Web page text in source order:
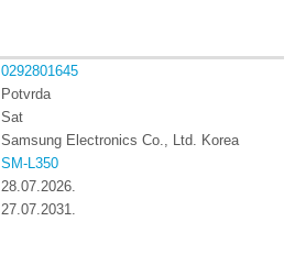
0292801645
Potvrda
Sat
Samsung Electronics Co., Ltd. Korea
SM-L350
28.07.2026.
27.07.2031.